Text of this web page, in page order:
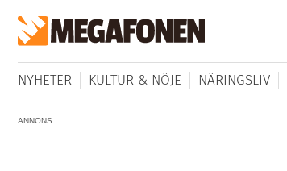
NYHETER KULTUR & NÖJE NÄRINGSLIV
ANNONS